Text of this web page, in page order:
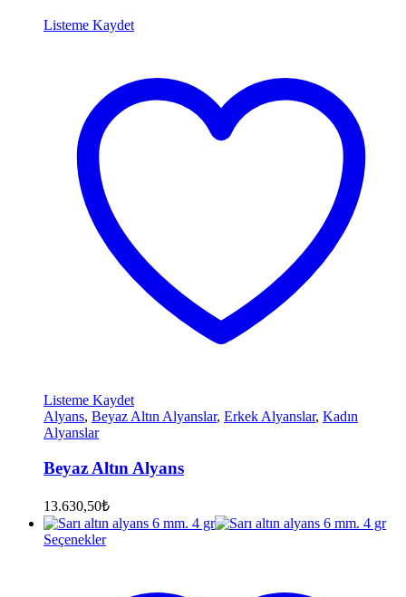
Listeme Kaydet
Listeme Kaydet
Alyans, Beyaz Altın Alyanslar, Erkek Alyanslar, Kadın
Alyanslar
Beyaz Altın Alyans
13.630,50₺
Seçenekler